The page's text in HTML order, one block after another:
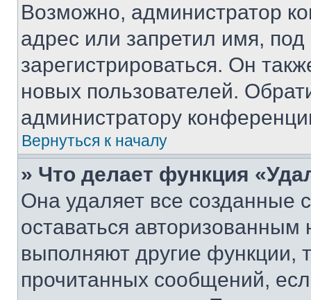
Возможно, администратор
адрес или запретил имя,
зарегистрироваться. Он
новых пользователей.
администратору
Вернуться к началу
» Что делает функция
Она удаляет все созданные
оставаться
выполняют другие функции,
прочитанных сообщений,